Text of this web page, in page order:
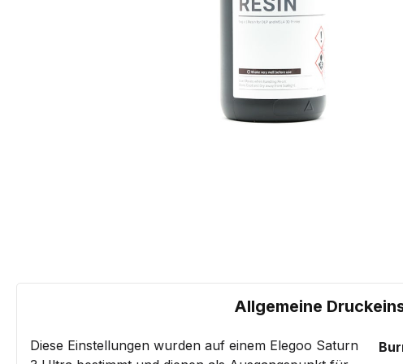
Allgemeine
Diese Einstellungen wurden auf einem Elegoo Saturn